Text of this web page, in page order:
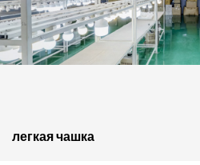
легкая чашка